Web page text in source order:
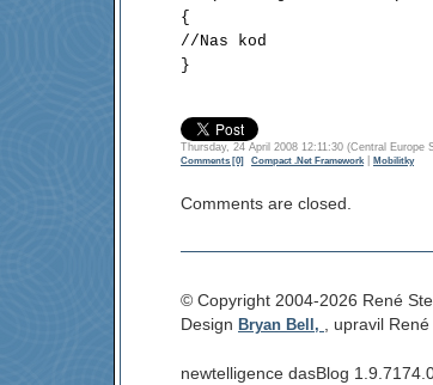
{
//Nas kod
}
Thursday, 24 April 2008 12:11:30 (Central
Comments [0] Compact .Net Framework Mobilitky
Comments are closed.
© Copyright 2004-2026 René
Design Bryan Bell, , upravil
newtelligence dasBlog